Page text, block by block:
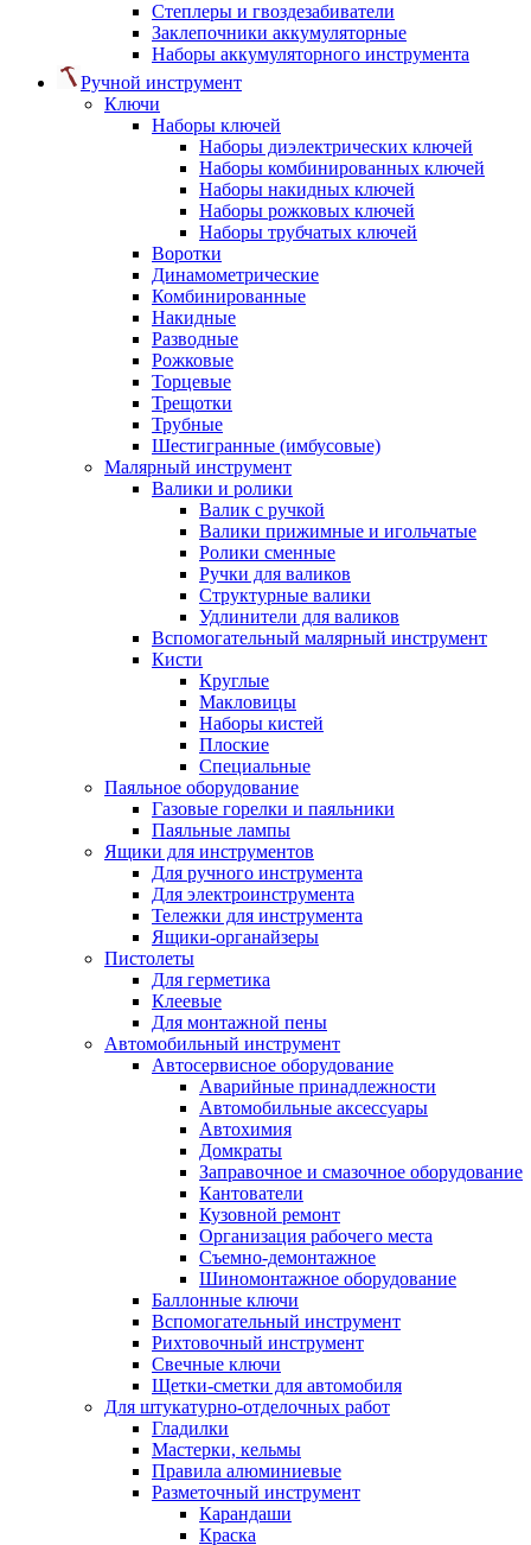
Степлеры и гвоздезабиватели
Заклепочники аккумуляторные
Наборы аккумуляторного инструмента
Ручной инструмент
Ключи
Наборы ключей
Наборы диэлектрических ключей
Наборы комбинированных ключей
Наборы накидных ключей
Наборы рожковых ключей
Наборы трубчатых ключей
Воротки
Динамометрические
Комбинированные
Накидные
Разводные
Рожковые
Торцевые
Трещотки
Трубные
Шестигранные (имбусовые)
Малярный инструмент
Валики и ролики
Валик с ручкой
Валики прижимные и игольчатые
Ролики сменные
Ручки для валиков
Структурные валики
Удлинители для валиков
Вспомогательный малярный инструмент
Кисти
Круглые
Макловицы
Наборы кистей
Плоские
Специальные
Паяльное оборудование
Газовые горелки и паяльники
Паяльные лампы
Ящики для инструментов
Для ручного инструмента
Для электроинструмента
Тележки для инструмента
Ящики-органайзеры
Пистолеты
Для герметика
Клеевые
Для монтажной пены
Автомобильный инструмент
Автосервисное оборудование
Аварийные принадлежности
Автомобильные аксессуары
Автохимия
Домкраты
Заправочное и смазочное оборудование
Кантователи
Кузовной ремонт
Организация рабочего места
Съемно-демонтажное
Шиномонтажное оборудование
Баллонные ключи
Вспомогательный инструмент
Рихтовочный инструмент
Свечные ключи
Щетки-сметки для автомобиля
Для штукатурно-отделочных работ
Гладилки
Мастерки, кельмы
Правила алюминиевые
Разметочный инструмент
Карандаши
Краска